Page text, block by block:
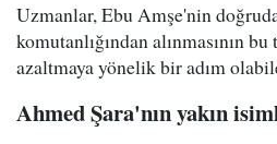
Uzmanlar, Ebu Amşe'nin
komutanlığından alınmasının
azaltmaya yönelik bir adım
Ahmed Şara'nın yakın